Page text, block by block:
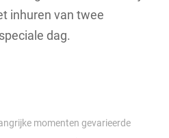
inhuren van twee
dag.
momenten gevarieerde